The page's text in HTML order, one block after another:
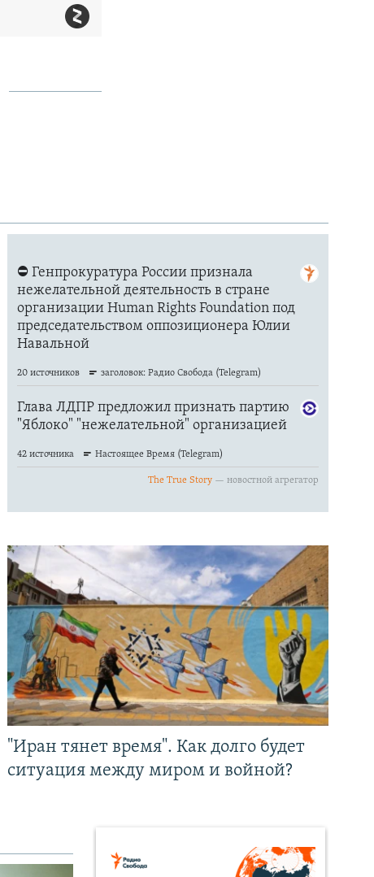
"Иран тянет время". Как долго будет
ситуация между миром и войной?